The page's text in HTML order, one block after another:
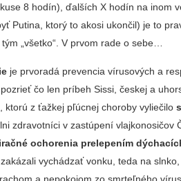
kuse 8 hodín), ďalších X hodín na inom
Putina, ktorý to akosi ukončil) je to
„všetko“. V prvom rade o sebe…
je prvoradá prevencia vírusových a
čo len príbeh Sissi, českej a
ktorú z ťažkej pľúcnej choroby vyliečilo
zdravotníci v zastúpení vlajkonosičov
ochorenia prelepením
vychádzať vonku, teda na
a nepokojom zo smrteľného